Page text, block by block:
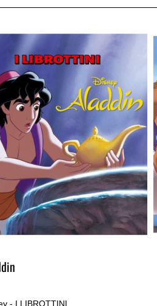
- I LIBROTTINI